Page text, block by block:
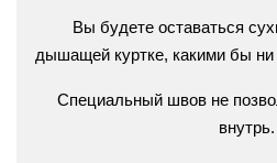
Вы будете оставаться
дышащей куртке, какими бы
Специальный швов не
внутрь.